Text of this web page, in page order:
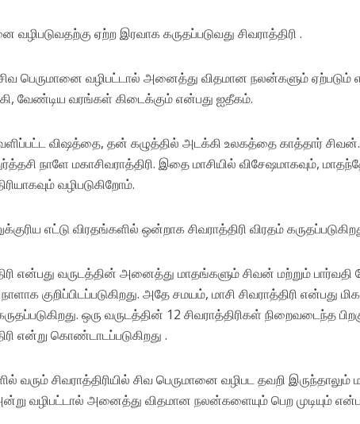
வழிபடுவதற்கு ஏற்ற இரவாக கருதப்படுவது சிவராத்திரி .
பெருமானை வழிபட்டால் அனைத்து விதமான நலன்களும் ஏற்படும்
வேண்டிய வரங்கள் கிடைக்கும் என்பது ஐதீகம்.
விஷத்தை, தன் கழுத்தில் அடக்கி உலகத்தை காத்தார் சிவன்.
நாளே மகாசிவராத்திரி. இதை மாசியில் விசேஷமாகவும்,
வழிபடுகிறோம்.
எட்டு விரதங்களில் ஒன்றாக சிவராத்திரி விரதம்
என்பது வருடத்தின் அனைத்து மாதங்களும் சிவன் மற்றும்
குறிப்பிடப்படுகிறது. அதே சமயம், மாசி சிவராத்திரி என்பது
ஒரு வருடத்தின் 12 சிவராத்திரிகள் நிறைவடைந்த
என்று கொண்டாடப்படுகிறது .
வரும் சிவராத்திரியில் சிவ பெருமானை வழிபட தவறி இருந்தாலும்
அன்று வழிபட்டால் அனைத்து விதமான நலன்களையும் பெற முடியும்